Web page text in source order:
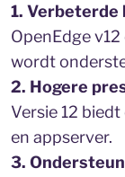
1. Verbeterde
OpenEdge
wordt
2. Hogere
Versie 12
en appserver.
3.